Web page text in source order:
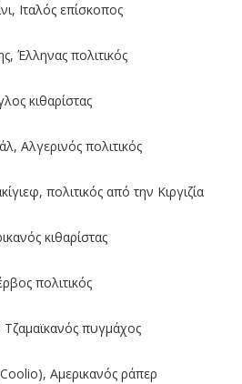
Ιταλός επίσκοπος
Έλληνας πολιτικός
κιθαρίστας
Αλγερινός πολιτικός
πολιτικός από την Κιργιζία
κιθαρίστας
πολιτικός
πυγμάχος
Αμερικανός ράπερ